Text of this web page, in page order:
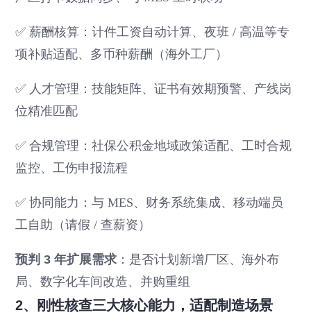
✅ 薪酬核算：计件工资自动计算、夜班 / 高温等专
项补贴适配、多币种薪酬（海外工厂）
✅ 人才管理：技能矩阵、证书有效期预警、产线岗
位精准匹配
✅ 合规管理：社保公积金地域政策适配、工时合规
监控、工伤申报流程
✅ 协同能力：与 MES、财务系统集成、移动端员
工自助（请假 / 查薪资）
预判 3 年扩展需求 ：是否计划新增厂区、海外布
局、数字化车间改造、并购重组
2、刚性核查三大核心能力，适配制造场景